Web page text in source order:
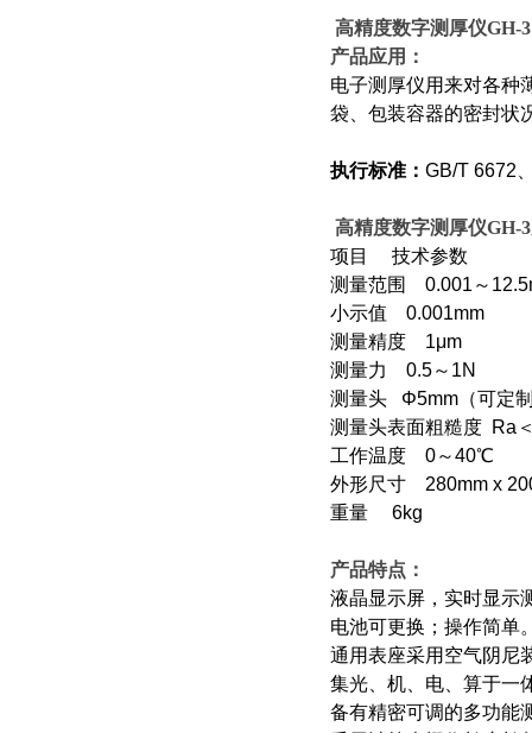
高精度数字测厚仪GH-3
产品应用：
电子测厚仪用来对各种
袋、包装容器的密封状
执行标准： GB/T 6672
高精度数字测厚仪GH-3
项目 技术参数
测量范围 0.001～
小示值 0.001mm
测量精度 1μm
测量力 0.5～1N
测量头 Φ5mm（可定
测量头表面粗糙度 Ra
工作温度 0～40℃
外形尺寸 280mm x
重量 6kg
产品特点：
液晶显示屏，实时显示
电池可更换；操作简单
通用表座采用空气阴尼
集光、机、电、算于一
备有精密可调的多功能